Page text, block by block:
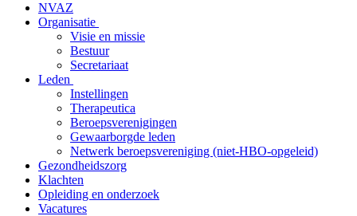
NVAZ
Organisatie
Visie en missie
Bestuur
Secretariaat
Leden
Instellingen
Therapeutica
Beroepsverenigingen
Gewaarborgde leden
Netwerk beroepsvereniging (niet-HBO-opgeleid)
Gezondheidszorg
Klachten
Opleiding en onderzoek
Vacatures